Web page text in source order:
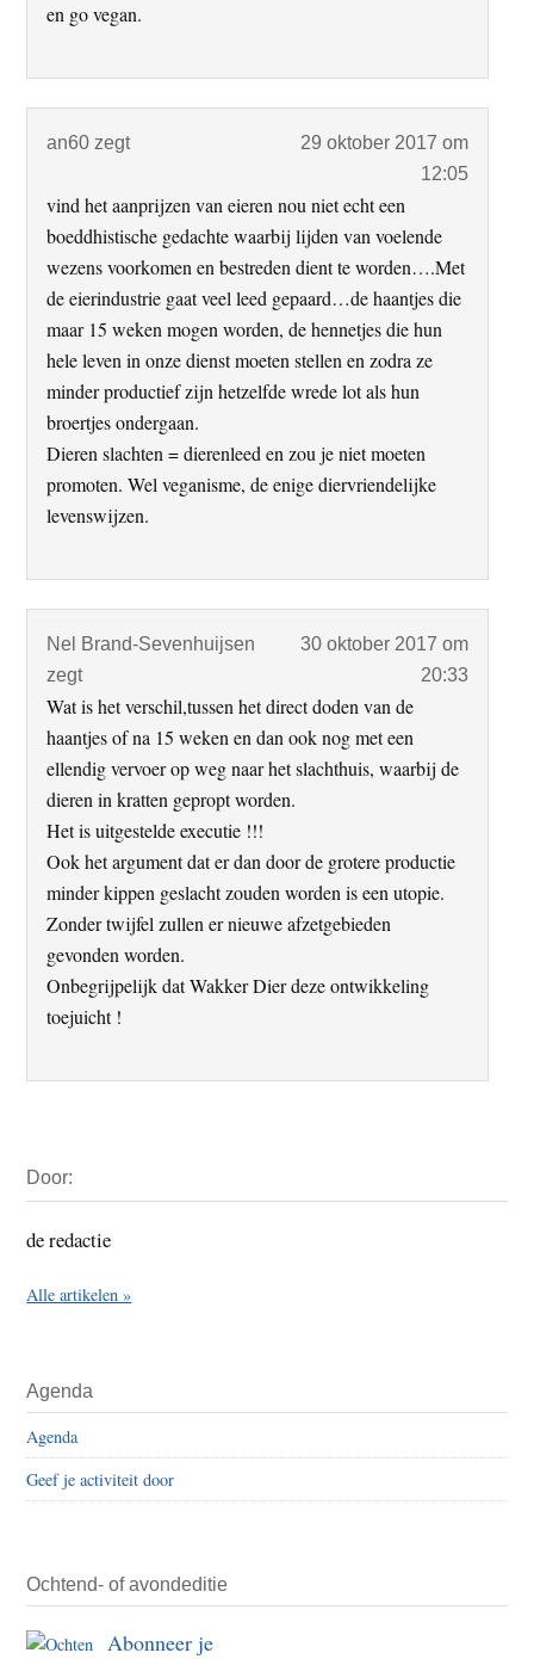
en go vegan.
an60 zegt
29 oktober 2017 om
12:05
vind het aanprijzen van eieren nou niet echt een
boeddhistische gedachte waarbij lijden van voelende
wezens voorkomen en bestreden dient te worden….Met
de eierindustrie gaat veel leed gepaard…de haantjes die
maar 15 weken mogen worden, de hennetjes die hun
hele leven in onze dienst moeten stellen en zodra ze
minder productief zijn hetzelfde wrede lot als hun
broertjes ondergaan.
Dieren slachten = dierenleed en zou je niet moeten
promoten. Wel veganisme, de enige diervriendelijke
levenswijzen.
Nel Brand-Sevenhuijsen
zegt
30 oktober 2017 om
20:33
Wat is het verschil,tussen het direct doden van de
haantjes of na 15 weken en dan ook nog met een
ellendig vervoer op weg naar het slachthuis, waarbij de
dieren in kratten gepropt worden.
Het is uitgestelde executie !!!
Ook het argument dat er dan door de grotere productie
minder kippen geslacht zouden worden is een utopie.
Zonder twijfel zullen er nieuwe afzetgebieden
gevonden worden.
Onbegrijpelijk dat Wakker Dier deze ontwikkeling
toejuicht !
Sidebar
Door:
de redactie
Alle artikelen »
Agenda
Agenda
Geef je activiteit door
Ochtend- of avondeditie
Abonneer je